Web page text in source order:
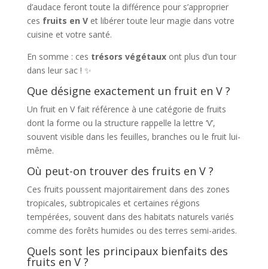
d’audace feront toute la différence pour s’approprier
ces fruits en Vet libérer toute leur magie dans votre
cuisine et votre santé.
En somme : ces trésors végétauxont plus d’un tour
dans leur sac ! ✨
Que désigne exactement un fruit en V ?
Un fruit en V fait référence à une catégorie de fruits
dont la forme ou la structure rappelle la lettre ‘V’,
souvent visible dans les feuilles, branches ou le fruit lui-
même.
Où peut-on trouver des fruits en V ?
Ces fruits poussent majoritairement dans des zones
tropicales, subtropicales et certaines régions
tempérées, souvent dans des habitats naturels variés
comme des forêts humides ou des terres semi-arides.
Quels sont les principaux bienfaits des
fruits en V ?